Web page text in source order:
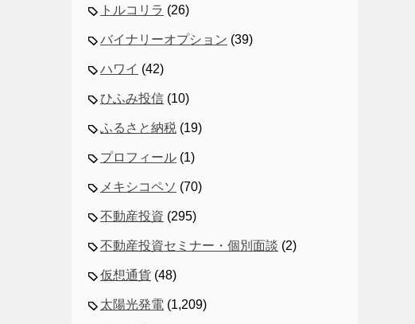
トルコリラ (26)
バイナリーオプション (39)
ハワイ (42)
ひふみ投信 (10)
ふるさと納税 (19)
プロフィール (1)
メキシコペソ (70)
不動産投資 (295)
不動産投資セミナー・個別面談 (2)
仮想通貨 (48)
太陽光発電 (1,209)